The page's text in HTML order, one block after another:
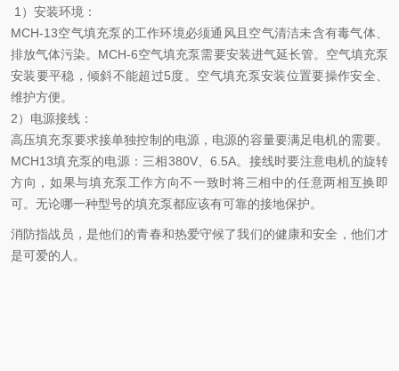
1）安装环境：
MCH-13空气填充泵的工作环境必须通风且空气清洁未含有毒气体、
排放气体污染。MCH-6空气填充泵需要安装进气延长管。空气填充泵
安装要平稳，倾斜不能超过5度。空气填充泵安装位置要操作安全、
维护方便。
2）电源接线：
高压填充泵要求接单独控制的电源，电源的容量要满足电机的需要。
MCH13填充泵的电源：三相380V、6.5A。接线时要注意电机的旋转
方向，如果与填充泵工作方向不一致时将三相中的任意两相互换即
可。无论哪一种型号的填充泵都应该有可靠的接地保护。
消防指战员，是他们的青春和热爱守候了我们的健康和安全，他们才
是可爱的人。